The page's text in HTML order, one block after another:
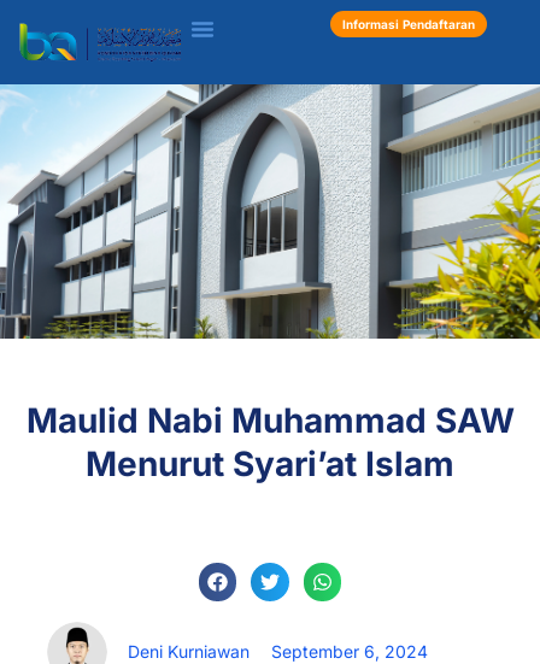
Informasi Pendaftaran
Articles
BQ Islamic
Boarding School
Maulid Nabi Muhammad SAW
Menurut Syari’at Islam
Deni Kurniawan September 6, 2024